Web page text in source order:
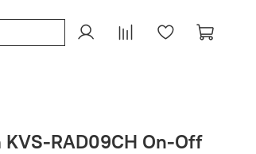
RAD09CH On-Off